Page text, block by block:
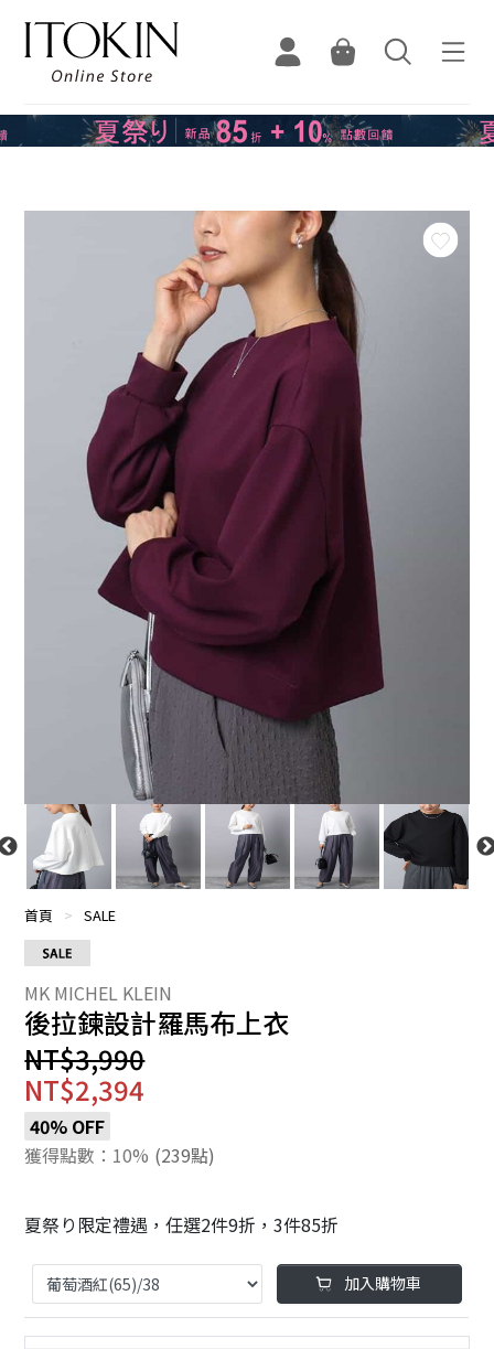
首頁 > SALE
後拉鍊設計羅馬布上衣
NT$3,990
NT$2,394
40% OFF
獲得點數：10% (239點)
夏祭り限定禮遇，任選2件9折，3件85折
加入購物車